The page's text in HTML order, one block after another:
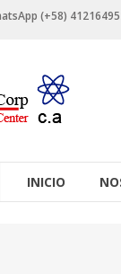
(+58)
INICIO